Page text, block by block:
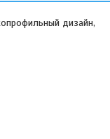
дизайн,